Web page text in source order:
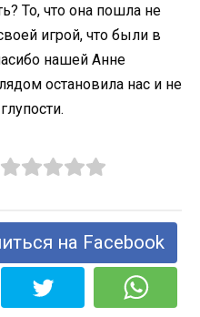
То, что она пошла не
игрой, что были в
нашей Анне
остановила нас и не
на Facebook